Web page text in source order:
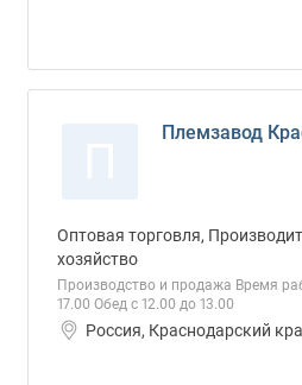
Племзавод
Оптовая торговля,
хозяйство
Производство и продажа Время
17.00 Обед с 12.00 до 13.00
Россия, Краснодарский